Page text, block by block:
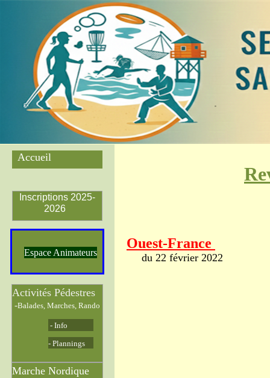
Inscriptions 2025-
2026
Marche Nordique
Activités Pédestres
-Balades, Marches, Rando
- Info
- Plannings
Accueil
Espace Animateurs
Ouest-France
du 22 février 2022